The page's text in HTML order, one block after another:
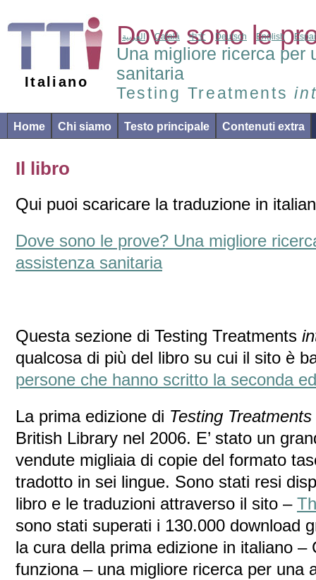
Italiano
Dove sono le
Una migliore ricerca per
sanitaria
Testing Treatments
العربية Català 中文 Deutsch English
Home Chi siamo Testo principale Contenuti extra
Il libro
Qui puoi scaricare la traduzione in
Dove sono le prove? Una migliore
assistenza sanitaria
Questa sezione di Testing Treatments
qualcosa di più del libro su cui il sito è
persone che hanno scritto la seconda
La prima edizione di Testing Treatments
British Library nel 2006. E’ stato un
vendute migliaia di copie del formato
tradotto in sei lingue. Sono stati resi
libro e le traduzioni attraverso il sito –
sono stati superati i 130.000 download
la cura della prima edizione in italiano –
funziona – una migliore ricerca per una